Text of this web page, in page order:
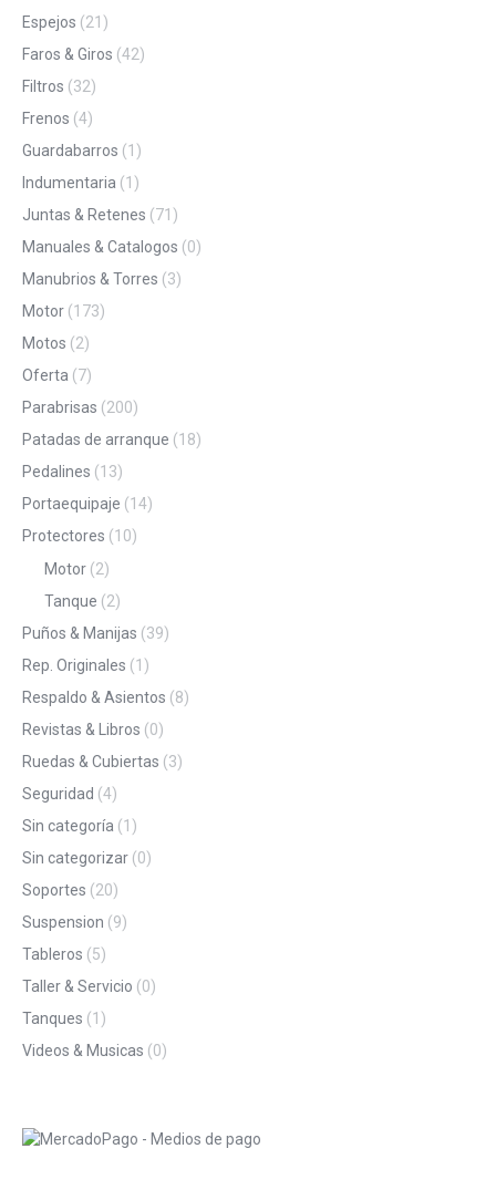
Espejos (21)
Faros & Giros (42)
Filtros (32)
Frenos (4)
Guardabarros (1)
Indumentaria (1)
Juntas & Retenes (71)
Manuales & Catalogos (0)
Manubrios & Torres (3)
Motor (173)
Motos (2)
Oferta (7)
Parabrisas (200)
Patadas de arranque (18)
Pedalines (13)
Portaequipaje (14)
Protectores (10)
Motor (2)
Tanque (2)
Puños & Manijas (39)
Rep. Originales (1)
Respaldo & Asientos (8)
Revistas & Libros (0)
Ruedas & Cubiertas (3)
Seguridad (4)
Sin categoría (1)
Sin categorizar (0)
Soportes (20)
Suspension (9)
Tableros (5)
Taller & Servicio (0)
Tanques (1)
Videos & Musicas (0)